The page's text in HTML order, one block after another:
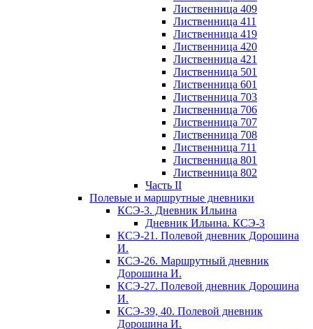
Лиственница 409
Лиственница 411
Лиственница 419
Лиственница 420
Лиственница 421
Лиственница 501
Лиственница 601
Лиственница 703
Лиственница 706
Лиственница 707
Лиственница 708
Лиственница 711
Лиственница 801
Лиственница 802
Часть II
Полевые и маршрутные дневники
КСЭ-3. Дневник Ильина
Дневник Ильина. КСЭ-3
КСЭ-21. Полевой дневник Дорошина
И.
КСЭ-26. Маршрутный дневник
Дорошина И.
КСЭ-27. Полевой дневник Дорошина
И.
КСЭ-39, 40. Полевой дневник
Дорошина И.